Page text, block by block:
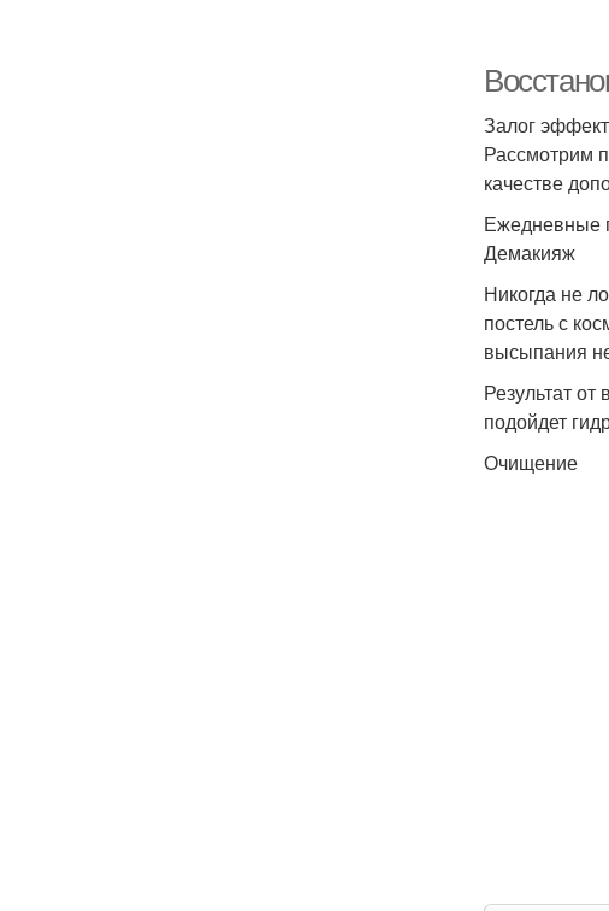
Залог
Рассмотрим
качестве
Ежедневные
Демакияж
Никогда не
постель с
высыпания
Результат
подойдет
Очищение